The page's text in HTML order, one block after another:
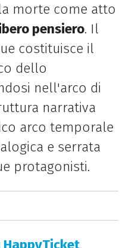
morte come atto
pensiero. Il
costituisce il
dello
nell'arco di
narrativa
arco temporale
e serrata
protagonisti.